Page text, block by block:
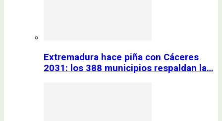
Extremadura hace piña con Cáceres
2031: los 388 municipios respaldan la…